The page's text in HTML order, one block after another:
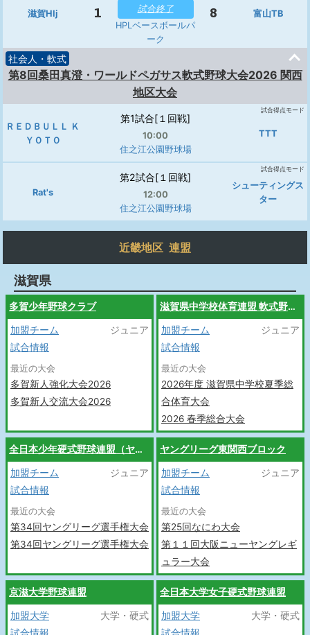
滋賀HIj 1
試合終了
HPLベースボールパ
ーク
8 富山TB
社会人・軟式
第8回桑田真澄・ワールドペガサス軟式野球大会2026 関西
地区大会
ＲＥＤＢＵＬＬ Ｋ
ＹＯＴＯ
第1試合[１回戦]
10:00
住之江公園野球場
TTT
試合得点モード
Rat's
第2試合[１回戦]
12:00
住之江公園野球場
シューティングス
ター
試合得点モード
近畿地区 連盟
滋賀県
多賀少年野球クラブ
加盟チーム
ジュニア
試合情報
最近の大会
多賀新人強化大会2026
多賀新人交流大会2026
滋賀県中学校体育連盟 軟式野球専門部
加盟チーム
ジュニア
試合情報
最近の大会
2026年度 滋賀県中学校夏季総
合体育大会
2026 春季総合大会
全日本少年硬式野球連盟（ヤングリーグ）
加盟チーム
ジュニア
試合情報
最近の大会
第34回ヤングリーグ選手権大会
第34回ヤングリーグ選手権大会
ヤングリーグ東関西ブロック
加盟チーム
ジュニア
試合情報
最近の大会
第25回なにわ大会
第１１回大阪ニューヤングレギ
ュラー大会
京滋大学野球連盟
加盟大学
大学・硬式
全日本大学女子硬式野球連盟
加盟大学
大学・硬式